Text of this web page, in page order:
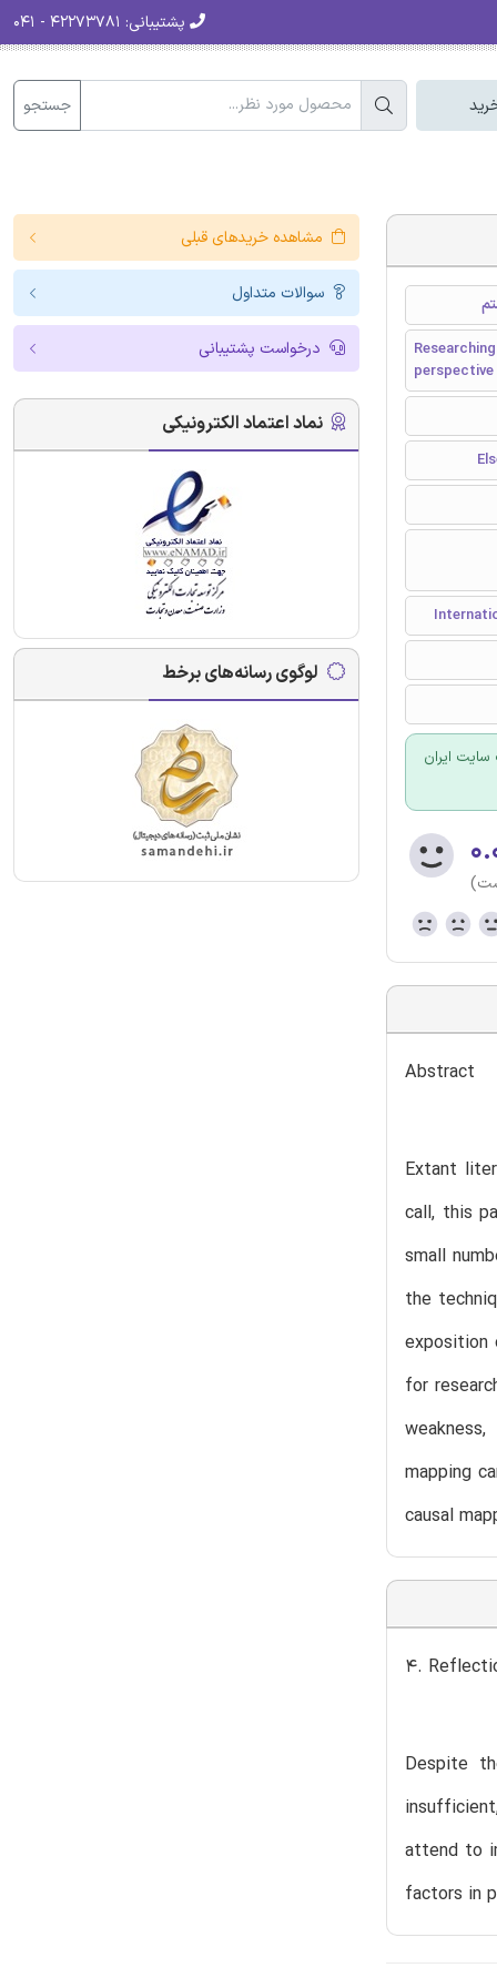
پشتیبانی:
جستجو
perspective
ایران
Abstract
Extant
call, this
small
the
exposition
for
mapping
causal
4.
Despite
attend to
factors in
مشاهده خریدهای قبلی
سوالات متداول
درخواست پشتیبانی
نماد اعتماد الکترونیکی
لوگوی رسانه‌های برخط